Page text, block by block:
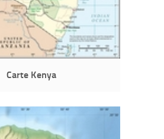
Carte Kenya